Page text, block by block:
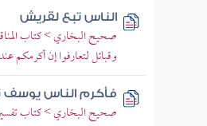
الناس تبع لقريش
صحيح البخاري > كتاب
وقبائل لتعارفوا إن أكرمكم
فأكرم الناس يوسف
صحيح البخاري > كتاب